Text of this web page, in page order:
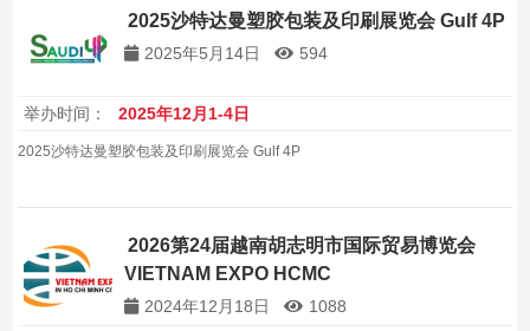
2025沙特达曼塑胶包装及印刷展览会 Gulf 4P
2025年5月14日 594
举办时间： 2025年12月1-4日
2025沙特达曼塑胶包装及印刷展览会 Gulf 4P
2026第24届越南胡志明市国际贸易博览会
VIETNAM EXPO HCMC
2024年12月18日
1088